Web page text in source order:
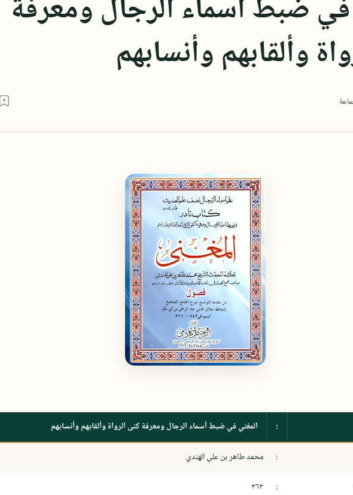
في ضبط أسماء الرجال ومعرفة
وألقابهم وأنسابهم
: المغني في ضبط أسماء الرجال ومعرفة كنى الرواة وألقابهم وأنسابهم
: محمد طاهر بن علي الهندي
: ٣٦٣